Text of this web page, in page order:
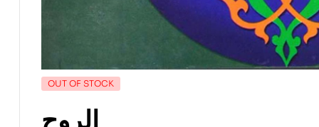
OUT OF STOCK
الروح